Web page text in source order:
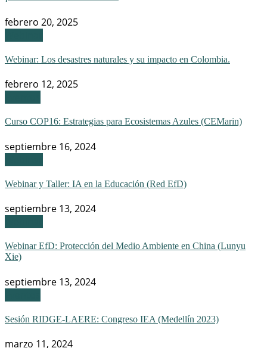
febrero 20, 2025
Webinar: Los desastres naturales y su impacto en Colombia.
febrero 12, 2025
Curso COP16: Estrategias para Ecosistemas Azules (CEMarin)
septiembre 16, 2024
Webinar y Taller: IA en la Educación (Red EfD)
septiembre 13, 2024
Webinar EfD: Protección del Medio Ambiente en China (Lunyu
Xie)
septiembre 13, 2024
Sesión RIDGE-LAERE: Congreso IEA (Medellín 2023)
marzo 11, 2024